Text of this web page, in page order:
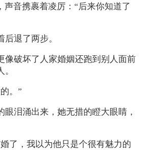
声音携裹着凌厉：“后来你知道了
退了两步。
像破坏了人家婚姻还跑到别人面前
。”
眼泪涌出来，她无措的瞪大眼睛，
了，我以为他只是个很有魅力的